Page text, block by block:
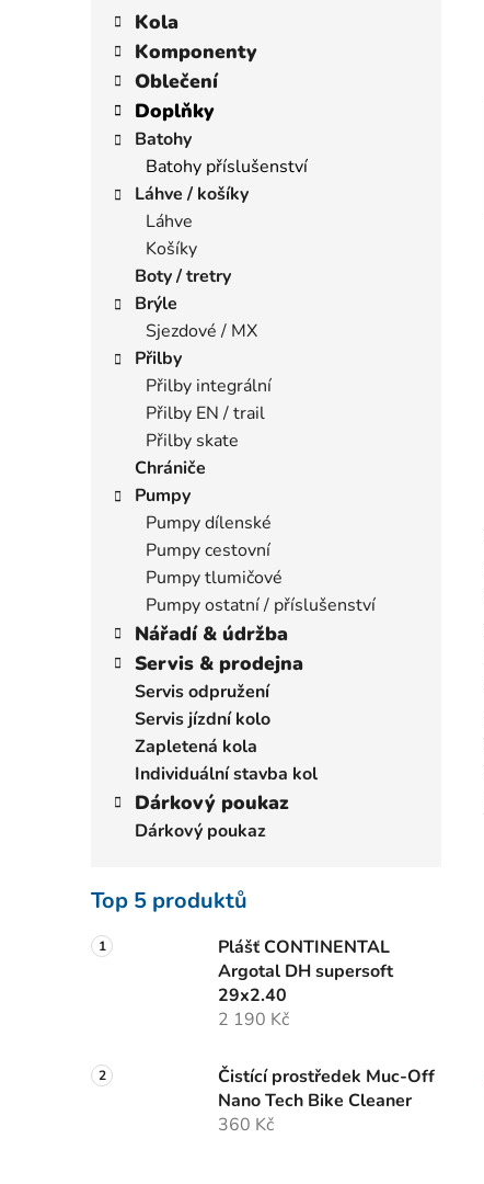
kategorie
Kola
Komponenty
Oblečení
Doplňky
Batohy
Batohy příslušenství
Láhve / košíky
Láhve
Košíky
Boty / tretry
Brýle
Sjezdové / MX
Přilby
Přilby integrální
Přilby EN / trail
Přilby skate
Chrániče
Pumpy
Pumpy dílenské
Pumpy cestovní
Pumpy tlumičové
Pumpy ostatní / příslušenství
Nářadí & údržba
Servis & prodejna
Servis odpružení
Servis jízdní kolo
Zapletená kola
Individuální stavba kol
Dárkový poukaz
Dárkový poukaz
Top 5 produktů
Plášť CONTINENTAL
Argotal DH supersoft
29x2.40
2 190 Kč
Čistící prostředek Muc-Off
Nano Tech Bike Cleaner
360 Kč